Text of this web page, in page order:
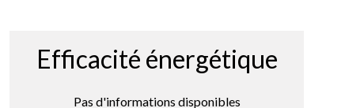
Efficacité énergétique
Pas d'informations disponibles